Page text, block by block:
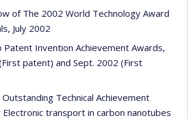
of The 2002 World Technology Award
July 2002
Invention Achievement Awards,
patent) and Sept. 2002 (First
Technical Achievement
transport in carbon nanotubes